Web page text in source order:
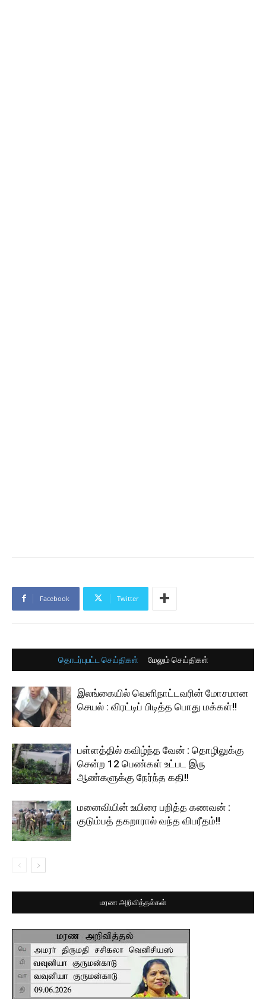
Facebook Twitter
தொடர்புபட்ட செய்திகள் மேலும் செய்திகள்
இலங்கையில் வெளிநாட்டவரின் மோசமான
செயல் : விரட்டிப் பிடித்த பொது மக்கள்!!
பள்ளத்தில் கவிழ்ந்த வேன் : தொழிலுக்கு
சென்ற 12 பெண்கள் உட்பட இரு
ஆண்களுக்கு நேர்ந்த கதி!!
மனைவியின் உயிரை பறித்த கணவன் :
குடும்பத் தகறாரால் வந்த விபரீதம்!!
மரண அறிவித்தல்கள்